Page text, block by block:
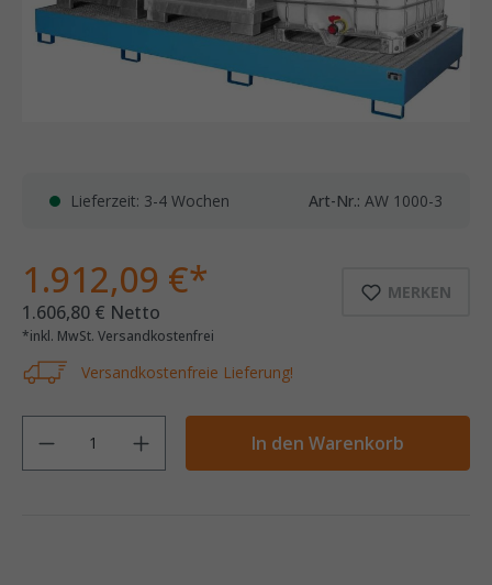
Lieferzeit: 3-4 Wochen Art-Nr.: AW 1000-3
MERKEN
1.912,09 €*
1.606,80 € Netto
*inkl. MwSt. Versandkostenfrei
Versandkostenfreie Lieferung!
Anzahl
In den Warenkorb